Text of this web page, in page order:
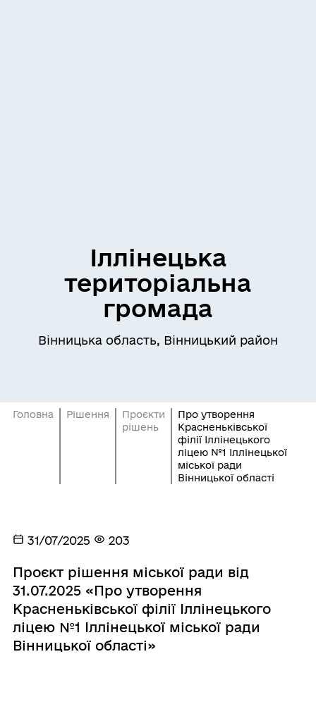
Іллінецька
територіальна
громада
Вінницька область, Вінницький район
Головна Рішення
Проєкти
рішень
Про утворення
Красненьківської
філії Іллінецького
ліцею №1 Іллінецької
міської ради
Вінницької області
31/07/2025 203
Проєкт рішення міської ради від
31.07.2025 «Про утворення
Красненьківської філії Іллінецького
ліцею №1 Іллінецької міської ради
Вінницької області»